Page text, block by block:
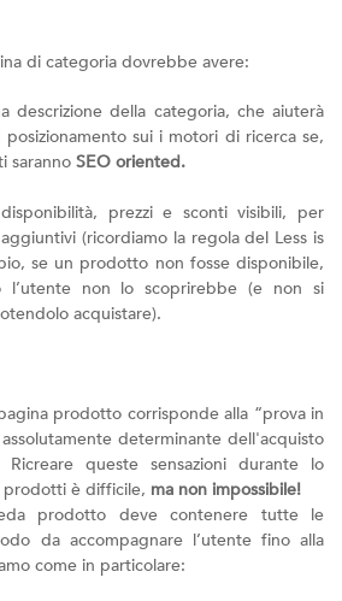
di categoria dovrebbe avere:
descrizione della categoria, che aiuterà
posizionamento sui i motori di ricerca se,
saranno SEO oriented.
prezzi e sconti visibili, per
(ricordiamo la regola del Less is
se un prodotto non fosse disponibile,
l’utente non lo scoprirebbe (e non si
acquistare).
prodotto corrisponde alla “prova in
determinante dell'acquisto
queste sensazioni durante lo
è difficile, ma non impossibile!
prodotto deve contenere tutte le
da accompagnare l’utente fino alla
come in particolare: